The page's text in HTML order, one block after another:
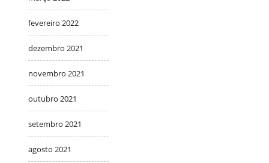
fevereiro 2022
dezembro 2021
novembro 2021
outubro 2021
setembro 2021
agosto 2021